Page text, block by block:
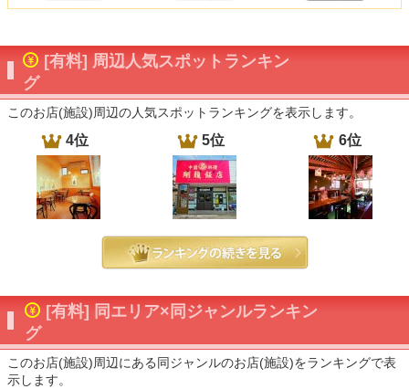
[有料] 周辺人気スポットランキン
グ
このお店(施設)周辺の人気スポットランキングを表示します。
4位 5位 6位
[有料] 同エリア×同ジャンルランキン
グ
このお店(施設)周辺にある同ジャンルのお店(施設)をランキングで表
示します。